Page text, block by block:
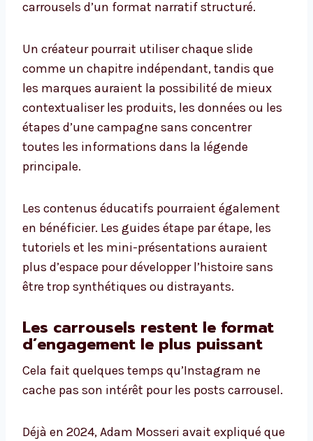
carrousels d’un format narratif structuré.
Un créateur pourrait utiliser chaque slide
comme un chapitre indépendant, tandis que
les marques auraient la possibilité de mieux
contextualiser les produits, les données ou les
étapes d’une campagne sans concentrer
toutes les informations dans la légende
principale.
Les contenus éducatifs pourraient également
en bénéficier. Les guides étape par étape, les
tutoriels et les mini-présentations auraient
plus d’espace pour développer l’histoire sans
être trop synthétiques ou distrayants.
Les carrousels restent le format
d’engagement le plus puissant
Cela fait quelques temps qu’Instagram ne
cache pas son intérêt pour les posts carrousel.
Déjà en 2024, Adam Mosseri avait expliqué que